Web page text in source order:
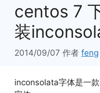
centos 7
装
2014/09/07 作者 feng
inconsolata字体是一